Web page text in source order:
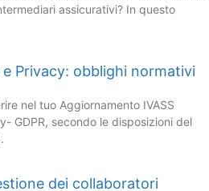
assicurativi? In questo
Privacy: obblighi normativi
nel tuo Aggiornamento IVASS
GDPR, secondo le disposizioni del
dei collaboratori